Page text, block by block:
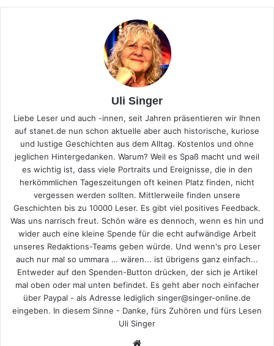
Uli Singer
Liebe Leser und auch -innen, seit Jahren präsentieren wir Ihnen
auf stanet.de nun schon aktuelle aber auch historische, kuriose
und lustige Geschichten aus dem Alltag. Kostenlos und ohne
jeglichen Hintergedanken. Warum? Weil es Spaß macht und weil
es wichtig ist, dass viele Portraits und Ereignisse, die in den
herkömmlichen Tageszeitungen oft keinen Platz finden, nicht
vergessen werden sollten. Mittlerweile finden unsere
Geschichten bis zu 10000 Leser. Es gibt viel positives Feedback.
Was uns narrisch freut. Schön wäre es dennoch, wenn es hin und
wider auch eine kleine Spende für die echt aufwändige Arbeit
unseres Redaktions-Teams geben würde. Und wenn's pro Leser
auch nur mal so ummara … wären... ist übrigens ganz einfach...
Entweder auf den Spenden-Button drücken, der sich je Artikel
mal oben oder mal unten befindet. Es geht aber noch einfacher
über Paypal - als Adresse lediglich singer@singer-online.de
eingeben. In diesem Sinne - Danke, fürs Zuhören und fürs Lesen
Uli Singer